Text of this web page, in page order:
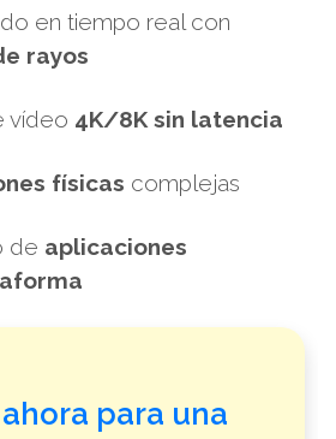
en tiempo real con
rayos
vídeo 4K/8K sin latencia
físicas complejas
de aplicaciones
para una